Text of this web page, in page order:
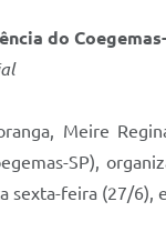
do
Meire
SP),
sexta-feira (27/6),